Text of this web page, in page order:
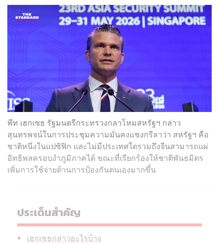
พีท เฮกเซธ รัฐมนตรีกระทรวงกลาโหมสหรัฐฯ กล่าว
สุนทรพจน์ในการประชุมความมั่นคงแชงกรีลาว่า สหรัฐฯ คือ
ชาติหนึ่งในแปซิฟิก และไม่มีประเทศใดรวมถึงจีนสามารถแผ่
อิทธิพลครอบงำภูมิภาคได้ ขณะที่เรียกร้องให้ชาติพันธมิตร
เพิ่มการใช้จ่ายด้านการป้องกันตนเองมากขึ้น
ประเด็นสำคัญ
เฮกเซธกล่าวอะไรบ้าง